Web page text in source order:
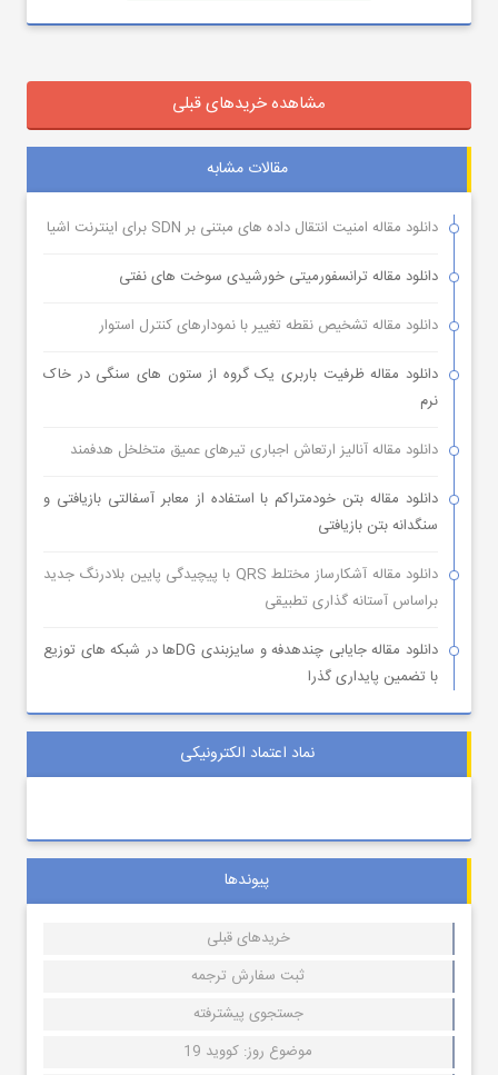
مشاهده خریدهای قبلی
مقالات مشابه
دانلود مقاله امنیت انتقال داده های مبتنی بر SDN برای اینترنت اشیا
دانلود مقاله ترانسفورمیتی خورشیدی سوخت های نفتی
دانلود مقاله تشخیص نقطه تغییر با نمودارهای کنترل استوار
دانلود مقاله ظرفیت باربری یک گروه از ستون های سنگی در خاک
نرم
دانلود مقاله آنالیز ارتعاش اجباری تیرهای عمیق متخلخل هدفمند
دانلود مقاله بتن خودمتراکم با استفاده از معابر آسفالتی بازیافتی و
سنگدانه بتن بازیافتی
دانلود مقاله آشکارساز مختلط QRS با پیچیدگی پایین بلادرنگ جدید
براساس آستانه گذاری تطبیقی
دانلود مقاله جایابی چندهدفه و سایزبندی DGها در شبکه های توزیع
با تضمین پایداری گذرا
نماد اعتماد الکترونیکی
پیوندها
خریدهای قبلی
ثبت سفارش ترجمه
جستجوی پیشترفته
موضوع روز: کووید 19